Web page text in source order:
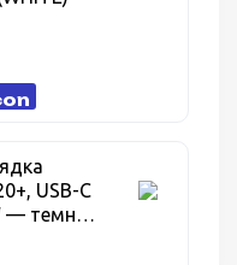
USB-C